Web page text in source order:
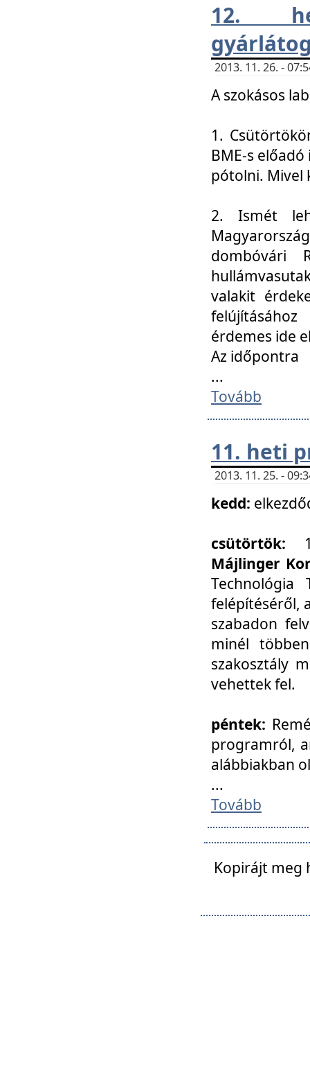
12.
2013. 11. 26. -
A szokásos
1.
BME-s
pótolni. Mivel
2. Ismét
dombóvári
valakit
érdemes ide
Az időpontra
...
Tovább
11. heti
2013. 11. 25. -
kedd:
csütörtök:
Májlinger
Technológia
felépítéséről,
szabadon
minél
szakosztály
vehettek fel.
péntek:
programról,
alábbiakban
...
Tovább
Kopirájt meg